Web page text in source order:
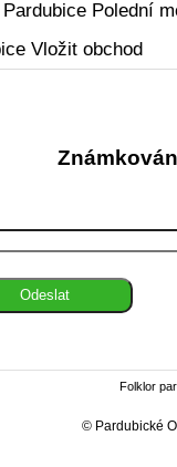
Polední
Vložit obchod
Folklor
© Pardubické